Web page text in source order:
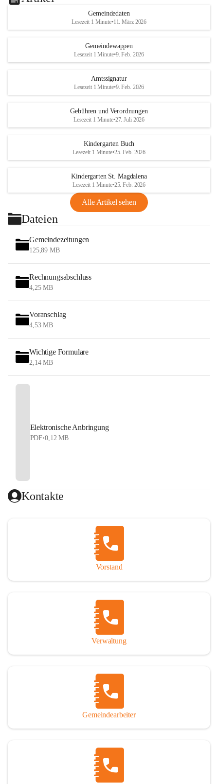
Gemeindedaten
Lesezeit 1 Minute•11. März 2026
Gemeindewappen
Lesezeit 1 Minute•9. Feb. 2026
Amtssignatur
Lesezeit 1 Minute•9. Feb. 2026
Gebühren und Verordnungen
Lesezeit 1 Minute•27. Juli 2026
Kindergarten Buch
Lesezeit 1 Minute•25. Feb. 2026
Kindergarten St. Magdalena
Lesezeit 1 Minute•25. Feb. 2026
Alle Artikel sehen
Dateien
Gemeindezeitungen
125,89 MB
Rechnungsabschluss
4,25 MB
Voranschlag
4,53 MB
Wichtige Formulare
2,14 MB
Elektronische Anbringung
PDF•0,12 MB
Kontakte
Vorstand
Verwaltung
Gemeindearbeiter